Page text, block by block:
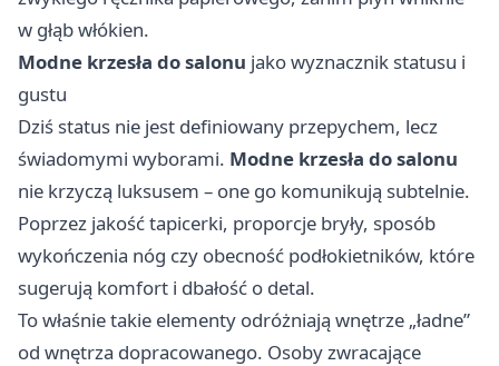
w głąb włókien.
Modne krzesła do salonu jako wyznacznik statusu i
gustu
Dziś status nie jest definiowany przepychem, lecz
świadomymi wyborami. Modne krzesła do salonu
nie krzyczą luksusem – one go komunikują subtelnie.
Poprzez jakość tapicerki, proporcje bryły, sposób
wykończenia nóg czy obecność podłokietników, które
sugerują komfort i dbałość o detal.
To właśnie takie elementy odróżniają wnętrze „ładne”
od wnętrza dopracowanego. Osoby zwracające